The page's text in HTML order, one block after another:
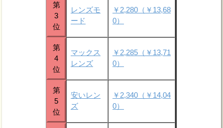
第
3
位
レンズモ
ード
￥2,280（￥13,68
0）
第
4
位
マックス
レンズ
￥2,285（￥13,71
0）
第
5
位
安いレン
ズ
￥2,340（￥14,04
0）